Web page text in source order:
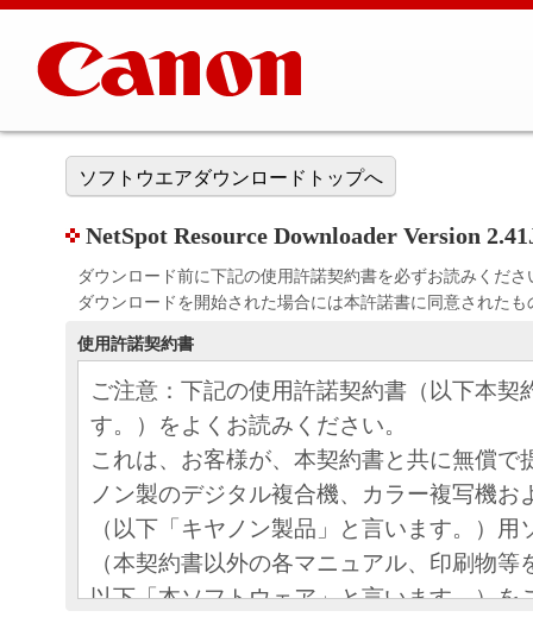
ソフトウエアダウンロードトップへ
NetSpot Resource Downloader Version
ダウンロード前に下記の使用許諾契約書を必ずお読みくださ
ダウンロードを開始された場合には本許諾書に同意された
使用許諾契約書
ご注意：下記の使用許諾契約書（以下本契
す。）をよくお読みください。
これは、お客様が、本契約書と共に無償で
ノン製のデジタル複合機、カラー複写機お
（以下「キヤノン製品」と言います。）用
（本契約書以外の各マニュアル、印刷物等
以下「本ソフトウェア」と言います。）を